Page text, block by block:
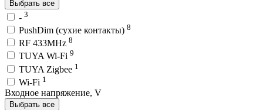
Выбрать все
- 3
PushDim (сухие контакты) 8
RF 433MHz 8
TUYA Wi-Fi 9
TUYA Zigbee 1
Wi-Fi 1
Входное напряжение, V
Выбрать все